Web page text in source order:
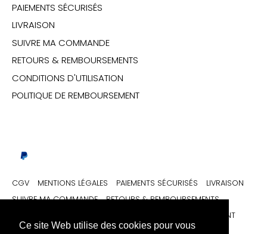
Ce site Web utilise des cookies pour vous
PAIEMENTS SÉCURISÉS
LIVRAISON
SUIVRE MA COMMANDE
RETOURS & REMBOURSEMENTS
CONDITIONS D'UTILISATION
POLITIQUE DE REMBOURSEMENT
CGV MENTIONS LÉGALES PAIEMENTS SÉCURISÉS
LIVRAISON
SUIVRE MA COMMANDE
RETOURS & REMBOURSEMENTS
POLITIQUE DE REMBOURSEMENT